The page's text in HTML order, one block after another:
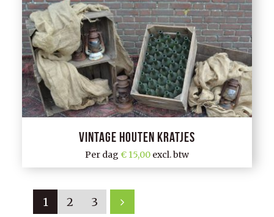
Vintage houten kratjes
Per dag 15,00 excl. btw
1 2 3